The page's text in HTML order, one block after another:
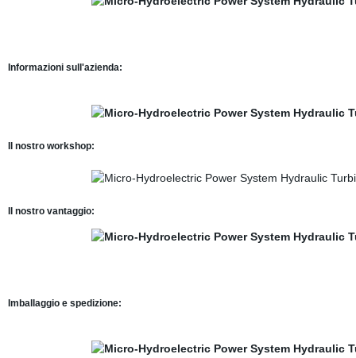
Informazioni sull'azienda:
Il nostro workshop:
Il nostro vantaggio:
Imballaggio e spedizione: